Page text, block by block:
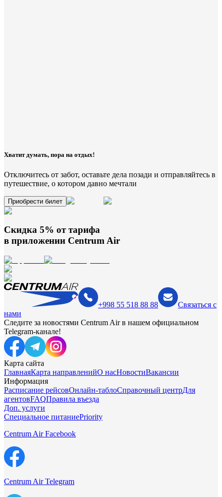
Хватит думать, пора на отдых!
Отключитесь от забот, оставьте дела позади и отправляйтесь в
путешествие, о котором давно мечтали
Приобрести билет
Скидка 5% от тарифа
в приложении Centrum Air
+998 55 518 88 88
Связаться с
нами
Следите за новостями Centrum Air в нашем официальном
Telegram-канале!
Карта сайта
ГлавнаяКарта направленийО насНовостиВакансии
Информация
Расписание рейсовОнлайн-таблоСправочный центрДля
агентовFAQПравила въезда
Доп. услуги
Специальное питаниеPriority
Centrum Air Facebook
Centrum Air Telegram